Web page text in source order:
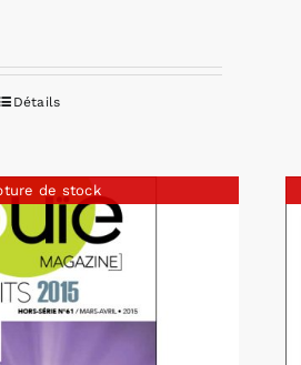
Détails
de stock